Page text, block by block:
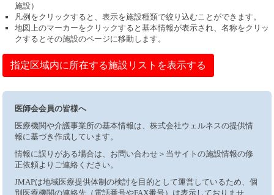
施設）
凡例をクリックすると、表示を施設種類で絞り込むことができます。
地図上のマーカーをクリックすると基本情報が表示され、名称をクリッ
クするとその施設のページに移動します。
指定区域内に所在する施設リストを表示する
医師会会員の皆様へ
医療機関や介護事業所の基本情報は、株式会社ウェルネスの提供情
報に基づき作成しています。
情報に誤りがある場合は、お問い合わせ＞当サイトの施設情報の修
正依頼よりご連絡ください。
JMAPは地域医療提供体制の検討を目的として運営しているため、個
別医療機関の連絡先（電話番号やFAX番号）は表示しておりませ